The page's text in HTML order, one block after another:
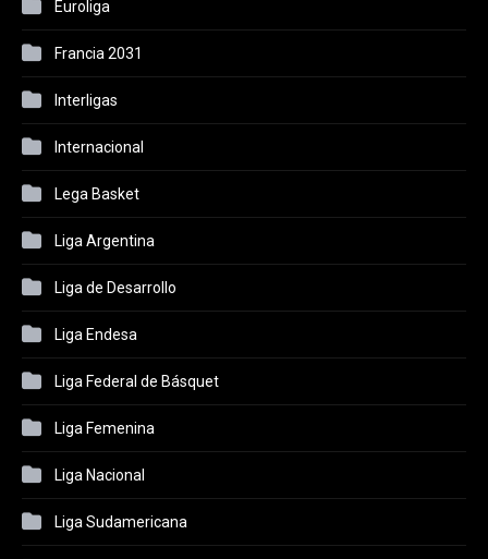
Euroliga
Francia 2031
Interligas
Internacional
Lega Basket
Liga Argentina
Liga de Desarrollo
Liga Endesa
Liga Federal de Básquet
Liga Femenina
Liga Nacional
Liga Sudamericana